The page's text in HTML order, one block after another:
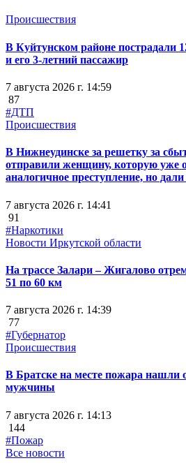
Происшествия
В Куйтунском районе пострадали
и его 3-летний пассажир
7 августа 2026 г. 14:59
87
#ДТП
Происшествия
В Нижнеудинске за решетку за
отправили женщину, которую уже
аналогичное преступление, но
7 августа 2026 г. 14:41
91
#Наркотики
Новости Иркутской области
На трассе Залари – Жигалово
51 по 60 км
7 августа 2026 г. 14:39
77
#Губернатор
Происшествия
В Братске на месте пожара нашли
мужчины
7 августа 2026 г. 14:13
144
#Пожар
Все новости